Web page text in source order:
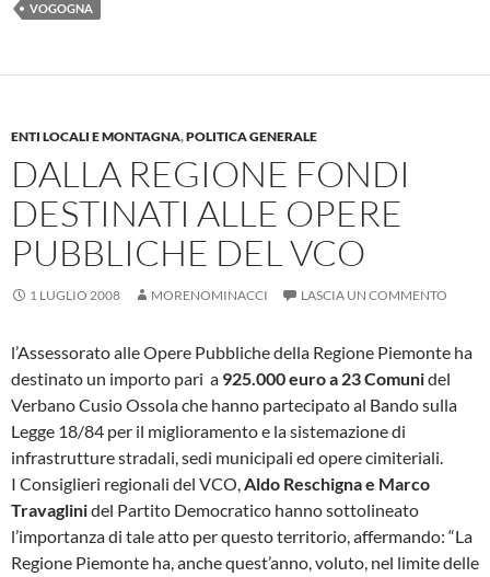
VOGOGNA
ENTI LOCALI E MONTAGNA,POLITICA GENERALE
DALLA REGIONE FONDI
DESTINATI ALLE OPERE
PUBBLICHE DEL VCO
1 LUGLIO 2008 MORENOMINACCI LASCIA UN COMMENTO
l’Assessorato alle Opere Pubbliche della Regione Piemonte ha
destinato un importo pari a 925.000 euro a 23 Comunidel
Verbano Cusio Ossolache hanno partecipato al Bando sulla
Legge 18/84 per il miglioramento e la sistemazione di
infrastrutture stradali, sedi municipali ed opere cimiteriali.
I Consiglieri regionali del VCO,Aldo Reschigna e Marco
Travaglinidel Partito Democratico hanno sottolineato
l’importanza di tale atto per questo territorio, affermando: “La
Regione Piemonte ha, anche quest’anno, voluto, nel limite delle